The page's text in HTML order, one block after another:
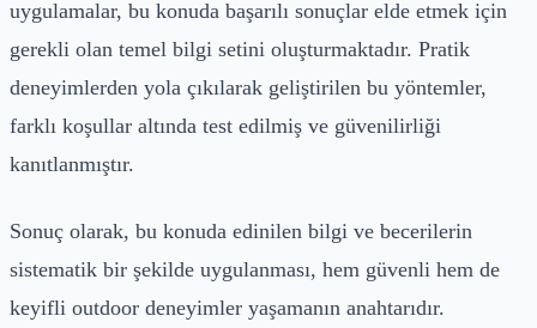
uygulamalar, bu konuda başarılı sonuçlar elde etmek için
gerekli olan temel bilgi setini oluşturmaktadır. Pratik
deneyimlerden yola çıkılarak geliştirilen bu yöntemler,
farklı koşullar altında test edilmiş ve güvenilirliği
kanıtlanmıştır.
Sonuç olarak, bu konuda edinilen bilgi ve becerilerin
sistematik bir şekilde uygulanması, hem güvenli hem de
keyifli outdoor deneyimler yaşamanın anahtarıdır.